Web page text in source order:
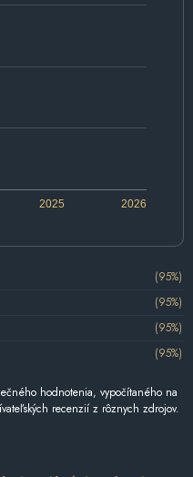
2026
2025
(95%)
(95%)
(95%)
(95%)
hodnotenia, vypočítaného na
recenzií z rôznych zdrojov.